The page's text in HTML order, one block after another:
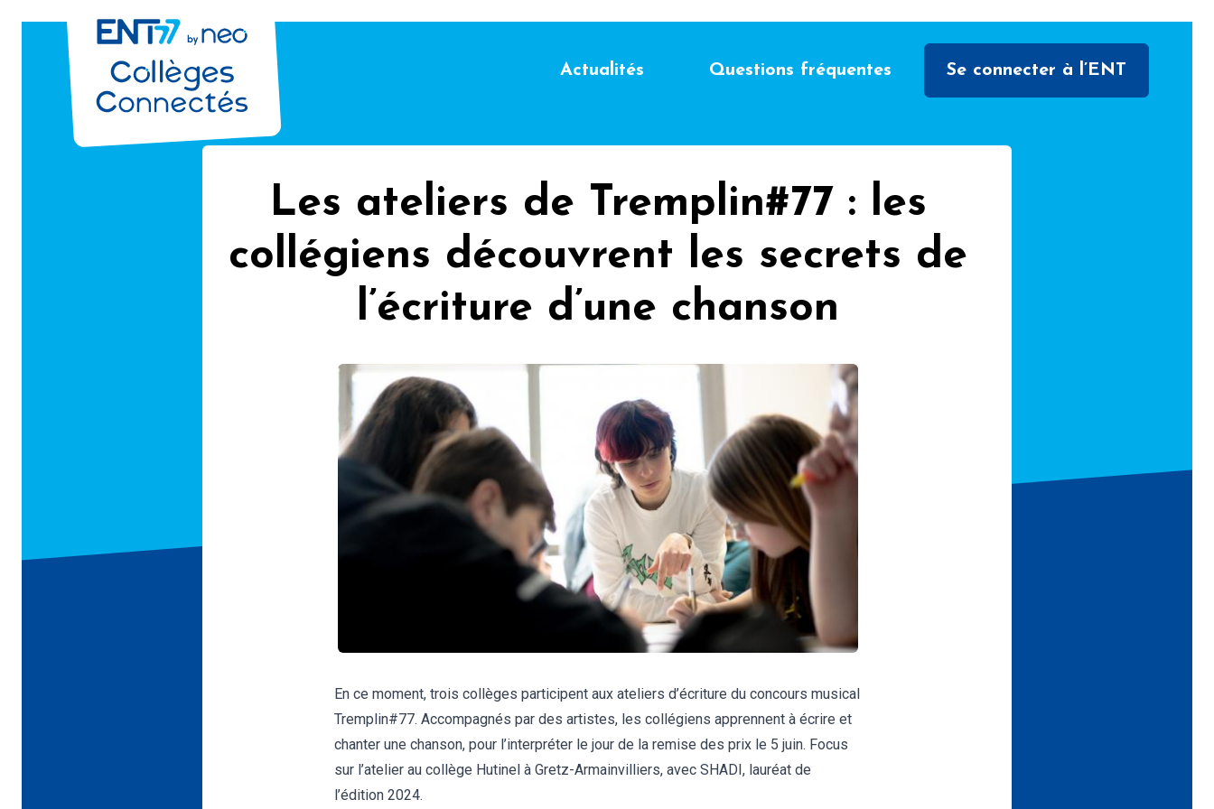
Actualités Questions fréquentes Se connecter à l’ENT
Les ateliers de Tremplin#77 : les
collégiens découvrent les secrets de
l’écriture d’une chanson
En ce moment, trois collèges participent aux ateliers d’écriture du concours musical
Tremplin#77. Accompagnés par des artistes, les collégiens apprennent à écrire et
chanter une chanson, pour l’interpréter le jour de la remise des prix le 5 juin. Focus
sur l’atelier au collège Hutinel à Gretz-Armainvilliers, avec SHADI, lauréat de
l’édition 2024.